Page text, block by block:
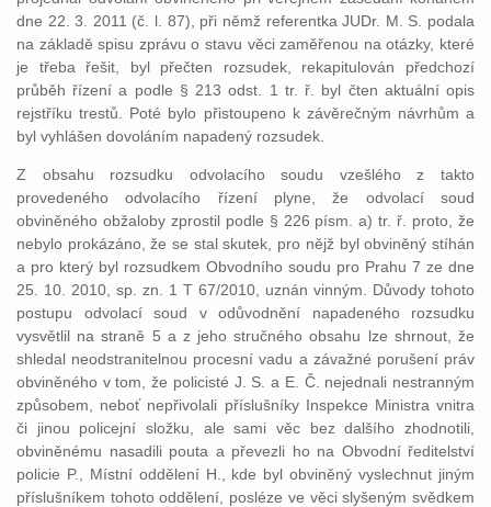
dne 22. 3. 2011 (č. l. 87), při němž referentka JUDr. M. S. podala
na základě spisu zprávu o stavu věci zaměřenou na otázky, které
je třeba řešit, byl přečten rozsudek, rekapitulován předchozí
průběh řízení a podle § 213 odst. 1 tr. ř. byl čten aktuální opis
rejstříku trestů. Poté bylo přistoupeno k závěrečným návrhům a
byl vyhlášen dovoláním napadený rozsudek.
Z obsahu rozsudku odvolacího soudu vzešlého z takto
provedeného odvolacího řízení plyne, že odvolací soud
obviněného obžaloby zprostil podle § 226 písm. a) tr. ř. proto, že
nebylo prokázáno, že se stal skutek, pro nějž byl obviněný stíhán
a pro který byl rozsudkem Obvodního soudu pro Prahu 7 ze dne
25. 10. 2010, sp. zn. 1 T 67/2010, uznán vinným. Důvody tohoto
postupu odvolací soud v odůvodnění napadeného rozsudku
vysvětlil na straně 5 a z jeho stručného obsahu lze shrnout, že
shledal neodstranitelnou procesní vadu a závažné porušení práv
obviněného v tom, že policisté J. S. a E. Č. nejednali nestranným
způsobem, neboť nepřivolali příslušníky Inspekce Ministra vnitra
či jinou policejní složku, ale sami věc bez dalšího zhodnotili,
obviněnému nasadili pouta a převezli ho na Obvodní ředitelství
policie P., Místní oddělení H., kde byl obviněný vyslechnut jiným
příslušníkem tohoto oddělení, posléze ve věci slyšeným svědkem